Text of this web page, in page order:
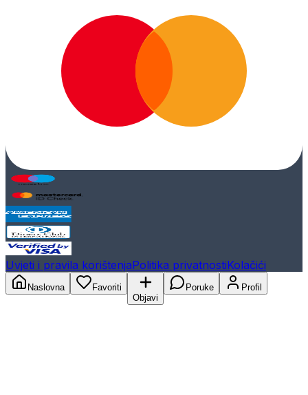
Uvjeti i pravila korištenjaPolitika privatnostiKolačići
Naslovna
Favoriti
Objavi
Poruke Profil